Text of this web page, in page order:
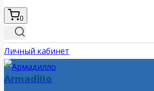
0
Личный кабинет
Armadillo